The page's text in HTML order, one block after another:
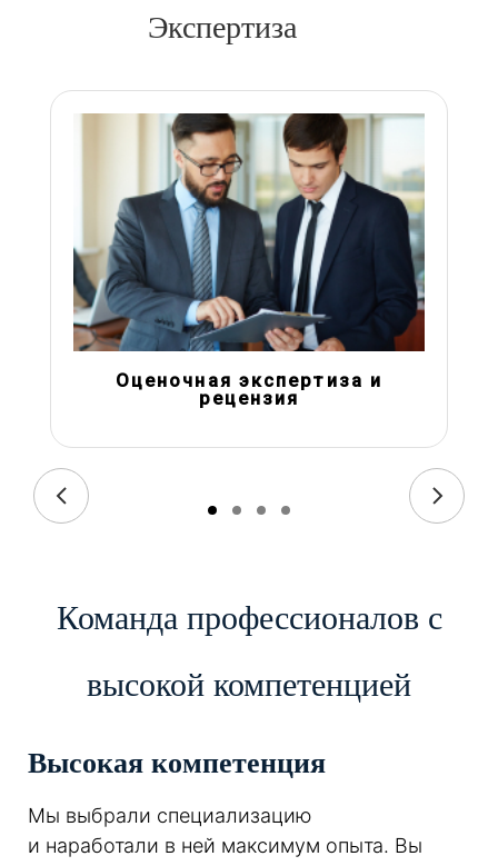
Экспертиза
Оценочная экспертиза и
рецензия
Команда профессионалов с
высокой компетенцией
Высокая компетенция
Мы выбрали специализацию
и наработали в ней максимум опыта. Вы